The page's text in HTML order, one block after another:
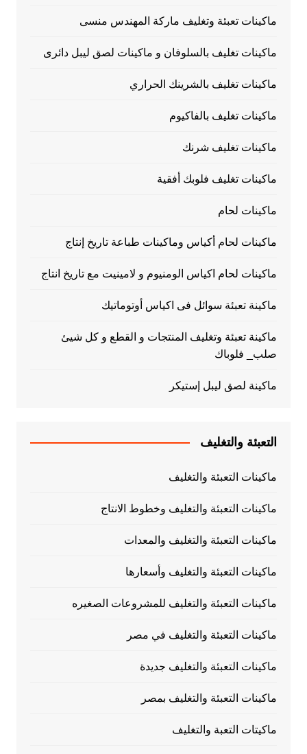
ماكينات تعبئة وتغليف ماركة المهندس منسى
ماكينات تغليف بالسلوفان و ماكينات لصق ليبل دائرى
ماكينات تغليف بالشرينك الحراري
ماكينات تغليف بالفاكيوم
ماكينات تغليف شرنك
ماكينات تغليف فلوبك أفقية
ماكينات لحام
ماكينات لحام أكياس وماكينات طباعة تاريخ إنتاج
ماكينات لحام اكياس الومنيوم و لامينيت مع تاريخ انتاج
ماكينة تعبئة سوائل فى اكياس أوتوماتيك
ماكينة تعبئة وتغليف المنتجات و القطع و كل شيئ
صلب_ فلوباك
ماكينة لصق ليبل إستيكر
التعبئة والتغليف
ماكينات التعبئة والتغليف
ماكينات التعبئة والتغليف وخطوط الانتاج
ماكينات التعبئة والتغليف والمعدات
ماكينات التعبئة والتغليف وأسعارها
ماكينات التعبئة والتغليف للمشروعات الصغيره
ماكينات التعبئة والتغليف في مصر
ماكينات التعبئة والتغليف جديدة
ماكينات التعبئة والتغليف بمصر
ماكيتات التعبة والتغليف